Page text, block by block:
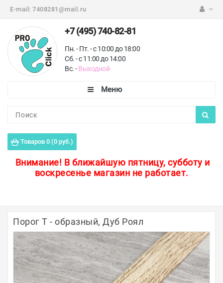
E-mail: 7408281@mail.ru
+7 (495) 740-82-81
Пн. - Пт. - с 10:00 до 18:00
Сб. - с 11:00 до 14:00
Вс. -Выходной
Товаров 0 (0 руб.)
Внимание! В ближайшую пятницу, субботу и
воскресенье магазин не работает.
Пороги для пола
Защитные уголки
Полосы из металла
Плинтуса
Профили для стекла и SPC
Порог Т - образный, Дуб Роял